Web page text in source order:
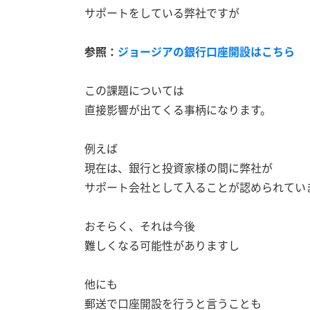
サポートをしている弊社ですが
参照： ジョージアの銀行口座開設はこちら
この課題については
直接影響が出てくる事柄になります。
例えば
現在は、銀行と投資家様の間に弊社が
サポート会社として入ることが認められてい
おそらく、それは今後
難しくなる可能性がありますし
他にも
郵送で口座開設を行うと言うことも